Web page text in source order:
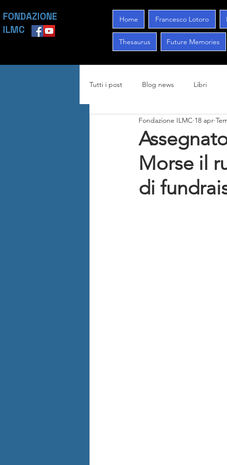
FONDAZIONE
ILMC
Home Francesco Lotoro
Thesaurus Future Memories
Tutti i post Blog news Libri
Morse il
di
Fondazione ILMC 18 apr